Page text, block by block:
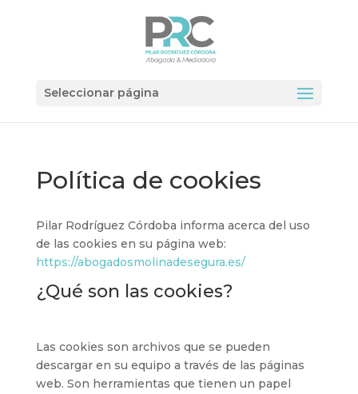
Seleccionar página
Política de cookies
Pilar Rodríguez Córdoba informa acerca del uso
de las cookies en su página web:
https://abogadosmolinadesegura.es/
¿Qué son las cookies?
Las cookies son archivos que se pueden
descargar en su equipo a través de las páginas
web. Son herramientas que tienen un papel